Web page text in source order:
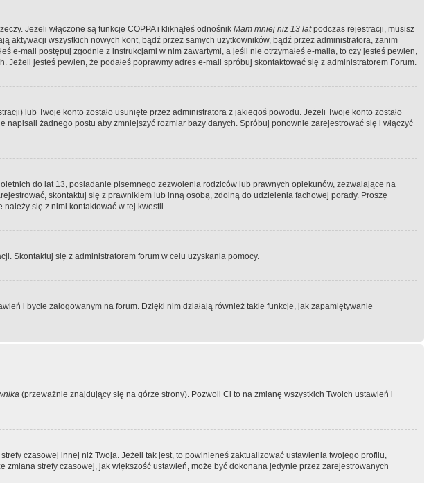
Jeżeli włączone są funkcje COPPA i kliknąłeś odnośnik Mam mniej niż 13 latpodczas rejestracji, musisz
aktywacji wszystkich nowych kont, bądź przez samych użytkowników, bądź przez administratora, zanim
e-mail postępuj zgodnie z instrukcjami w nim zawartymi, a jeśli nie otrzymałeś e-maila, to czy jesteś pewien,
Jeżeli jesteś pewien, że podałeś poprawmy adres e-mail spróbuj skontaktować się z administratorem Forum.
lub Twoje konto zostało usunięte przez administratora z jakiegoś powodu. Jeżeli Twoje konto zostało
żadnego postu aby zmniejszyć rozmiar bazy danych. Spróbuj ponownie zarejestrować się i włączyć
do lat 13, posiadanie pisemnego zezwolenia rodziców lub prawnych opiekunów, zezwalające na
skontaktuj się z prawnikiem lub inną osobą, zdolną do udzielenia fachowej porady. Proszę
się z nimi kontaktować w tej kwestii.
Skontaktuj się z administratorem forum w celu uzyskania pomocy.
i bycie zalogowanym na forum. Dzięki nim działają również takie funkcje, jak zapamiętywanie
(przeważnie znajdujący się na górze strony). Pozwoli Ci to na zmianę wszystkich Twoich ustawień i
czasowej innej niż Twoja. Jeżeli tak jest, to powinieneś zaktualizować ustawienia twojego profilu,
strefy czasowej, jak większość ustawień, może być dokonana jedynie przez zarejestrowanych